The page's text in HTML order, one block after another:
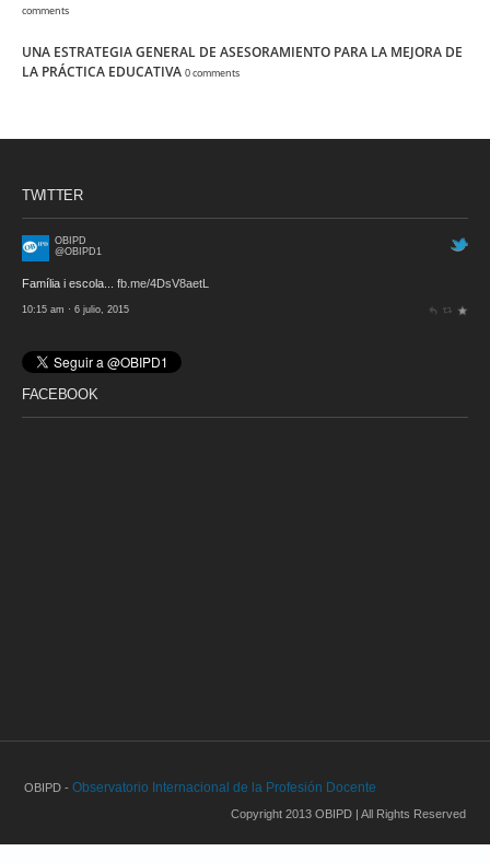
comments
UNA ESTRATEGIA GENERAL DE ASESORAMIENTO PARA LA MEJORA DE
LA PRÁCTICA EDUCATIVA 0 comments
TWITTER
OBIPD
@OBIPD1
Família i escola... fb.me/4DsV8aetL
10:15 am · 6 julio, 2015
FACEBOOK
OBIPD -Observatorio Internacional de la Profesión Docente
Copyright 2013 OBIPD | All Rights Reserved